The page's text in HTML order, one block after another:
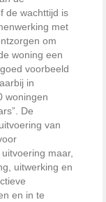
de wachttijd is
met
om
woning een
voorbeeld
in
woningen
De
van
maar,
uitwerking en
en in te